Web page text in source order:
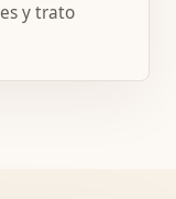
y trato